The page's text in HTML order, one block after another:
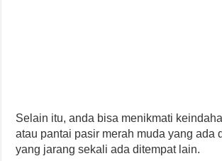
Selain itu, anda bisa menikmati
atau pantai pasir merah muda yang ada
yang jarang sekali ada ditempat lain.